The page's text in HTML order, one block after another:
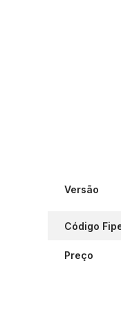
Versão
Código
Preço